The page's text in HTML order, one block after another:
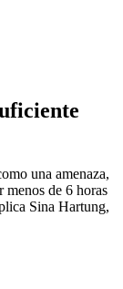
una amenaza,
menos de 6 horas
Sina Hartung,